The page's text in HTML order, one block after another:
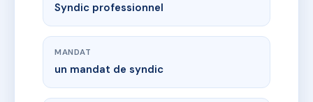
Syndic professionnel
MANDAT
un mandat de syndic